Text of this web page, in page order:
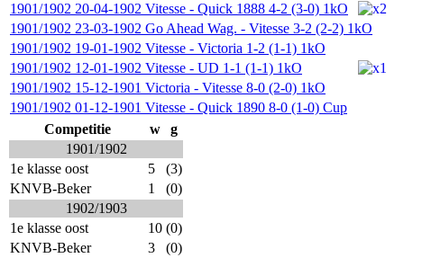
1901/1902 20-04-1902 Vitesse - Quick 1888 4-2 (3-0) 1kO
1901/1902 23-03-1902 Go Ahead Wag. - Vitesse 3-2 (2-2) 1kO
1901/1902 19-01-1902 Vitesse - Victoria 1-2 (1-1) 1kO
1901/1902 12-01-1902 Vitesse - UD 1-1 (1-1) 1kO
1901/1902 15-12-1901 Victoria - Vitesse 8-0 (2-0) 1kO
1901/1902 01-12-1901 Vitesse - Quick 1890 8-0 (1-0) Cup
Competitie
w
g
1901/1902
1e klasse oost
5
(3)
KNVB-Beker
1
(0)
1902/1903
1e klasse oost
10 (0)
KNVB-Beker
3 (0)